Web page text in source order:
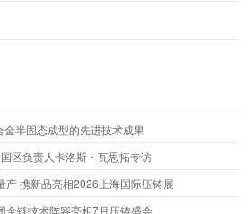
半固态成型的先进技术成果
区负责人卡洛斯・瓦思拓专访
产 携新品亮相2026上海国际压铸展
全链技术阵容亮相7月压铸盛会